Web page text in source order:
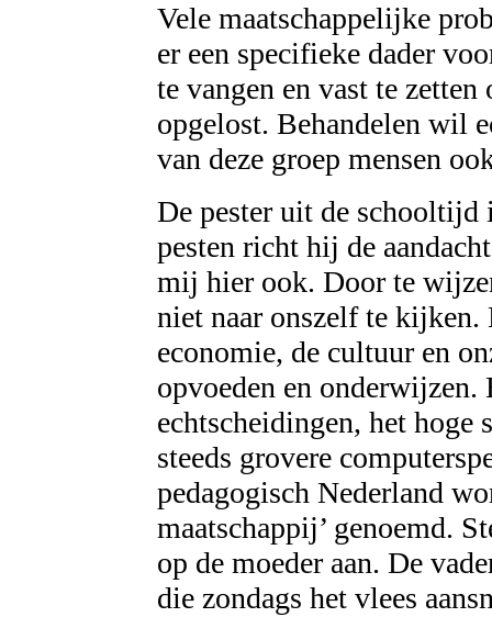
Vele maatschappelijke
er een specifieke dader
te vangen en vast te
opgelost. Behandelen wil
van deze groep mensen
De pester uit de schooltijd
pesten richt hij de
mij hier ook. Door te
niet naar onszelf te kijken.
economie, de cultuur en
opvoeden en
echtscheidingen, het hoge
steeds grovere
pedagogisch Nederland
maatschappij’ genoemd.
op de moeder aan. De
die zondags het vlees